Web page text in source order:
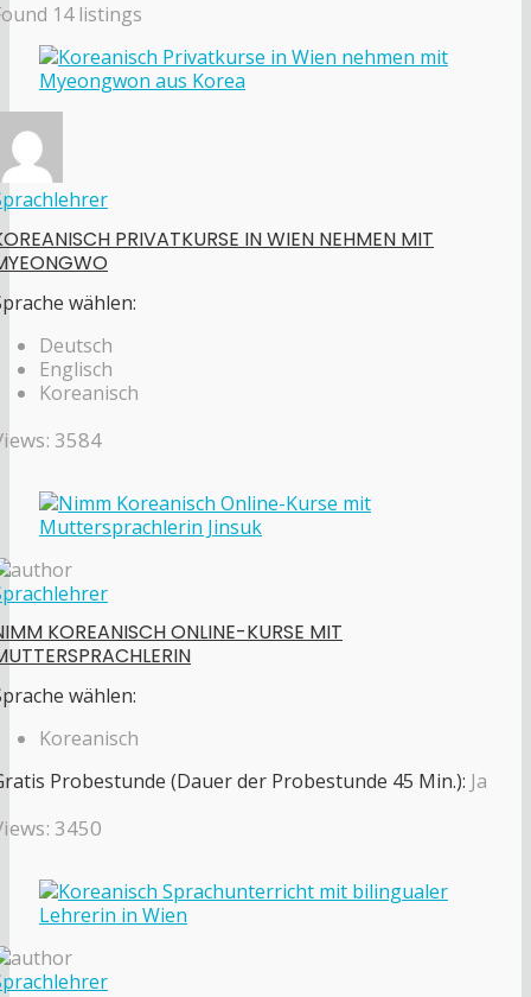
14listings
PRIVATKURSE IN WIEN NEHMEN MIT
wählen:
Deutsch
Englisch
Koreanisch
3584
KOREANISCH ONLINE-KURSE MIT
wählen:
Koreanisch
Probestunde (Dauer der Probestunde 45 Min.): Ja
3450